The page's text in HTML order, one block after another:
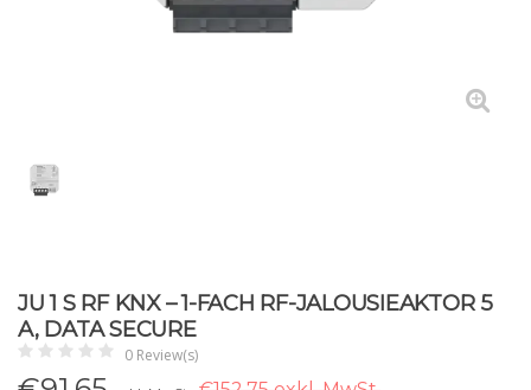
JU 1 S RF KNX – 1-FACH RF-JALOUSIEAKTOR 5
A, DATA SECURE
0 Review(s)